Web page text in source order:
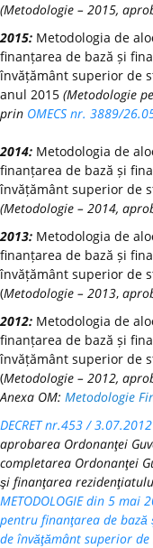
(Metodologie – 2015,
2015: Metodologia de
finanțarea de bază și
învățământ superior de
anul 2015 (Metodologie
prin OMECS nr. 3889/
2014: Metodologia de
finanțarea de bază și
învățământ superior de
(Metodologie – 2014,
2013: Metodologia de
finanțarea de bază și
învățământ superior de
(Metodologie – 2013,
2012: Metodologia de
finanțarea de bază și
învățământ superior de
(Metodologie – 2012,
Anexa OM: Metodologie
DECRET nr.453 / 3.07.2012
aprobarea Ordonanţei
completarea Ordonanţei
şi finanţarea
METODOLOGIE din 5
pentru finanţarea de
de învăţământ superior